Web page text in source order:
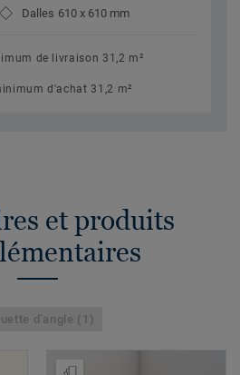
Dalles 610 x 610 mm
de livraison 31,2 m²
d'achat 31,2 m²
et produits
d'angle (1)